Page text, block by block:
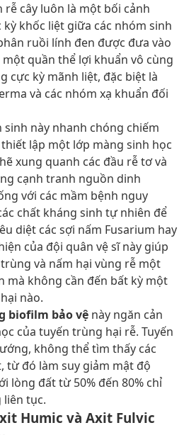
cây luôn là một bối cảnh
khốc liệt giữa các nhóm sinh
ruồi lính đen được đưa vào
quần thể lợi khuẩn vô cùng
cực kỳ mãnh liệt, đặc biệt là
và các nhóm xạ khuẩn đối
này nhanh chóng chiếm
lập một lớp màng sinh học
xung quanh các đầu rễ tơ và
cạnh tranh nguồn dinh
với các mầm bệnh nguy
chất kháng sinh tự nhiên để
diệt các sợi nấm Fusarium hay
của đội quân vệ sĩ này giúp
và nấm hại vùng rễ một
mà không cần đến bất kỳ một
nào.
biofilm bảo vệ này ngăn cản
của tuyến trùng hại rễ. Tuyến
không thể tìm thấy các
từ đó làm suy giảm mật độ
lòng đất từ 50% đến 80% chỉ
liên tục.
Humic và Axit Fulvic